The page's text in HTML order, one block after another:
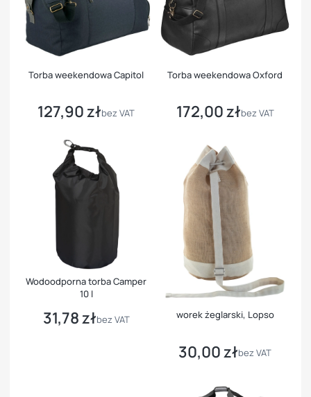
Torba weekendowa Capitol
Cena
127,90 złbez VAT
Torba weekendowa Oxford
Cena
172,00 złbez VAT
Wodoodporna torba Camper
10 l
Cena
31,78 złbez VAT worek żeglarski, Lopso
Cena
30,00 złbez VAT